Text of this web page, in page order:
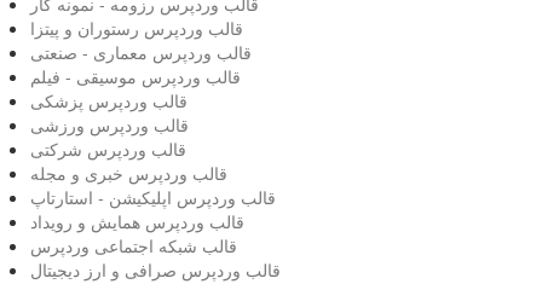
قالب وردپرس رستوران و پیتزا
قالب وردپرس معماری - صنعتی
قالب وردپرس موسیقی - فیلم
قالب وردپرس پزشکی
قالب وردپرس ورزشی
قالب وردپرس شرکتی
قالب وردپرس خبری و مجله
قالب وردپرس اپلیکیشن - استارتاپ
قالب وردپرس همایش و رویداد
قالب شبکه اجتماعی وردپرس
قالب وردپرس صرافی و ارز دیجیتال